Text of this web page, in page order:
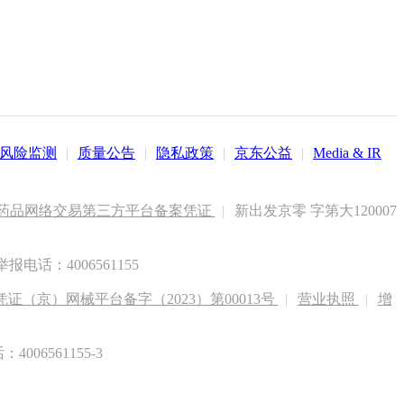
风险监测 | 质量公告 | 隐私政策 | 京东公益 | Media & IR
品网络交易第三方平台备案凭证 |
新出发京零 字第大120007
报电话：4006561155
证（京）网械平台备字（2023）第00013号 | 营业执照 |
增
4006561155-3